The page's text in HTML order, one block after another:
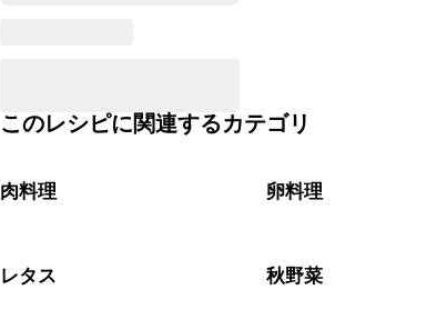
このレシピに関連するカテゴリ
肉料理 卵料理
レタス 秋野菜